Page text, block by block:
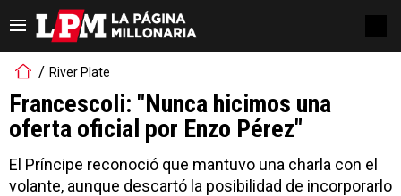
River Plate
Francescoli: "Nunca hicimos una
oferta oficial por Enzo Pérez"
El Príncipe reconoció que mantuvo una charla con el
volante, aunque descartó la posibilidad de incorporarlo